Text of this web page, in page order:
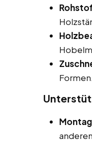
Formen.